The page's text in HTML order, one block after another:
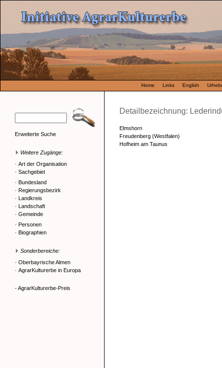
Home Links English
Erweiterte Suche
Weitere Zugänge:
· Art der Organisation
· Sachgebiet
· Bundesland
· Regierungsbezirk
· Landkreis
· Landschaft
· Gemeinde
· Personen
· Biographien
Sonderbereiche:
· Oberbayrische Almen
· AgrarKulturerbe in Europa
- AgrarKulturerbe-Preis
Detailbezeichnung:
Elmshorn
Freudenberg (Westfalen)
Hofheim am Taunus